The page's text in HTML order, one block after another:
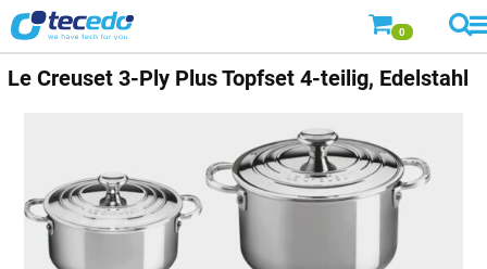
0
Le Creuset 3-Ply Plus Topfset 4-teilig, Edelstahl